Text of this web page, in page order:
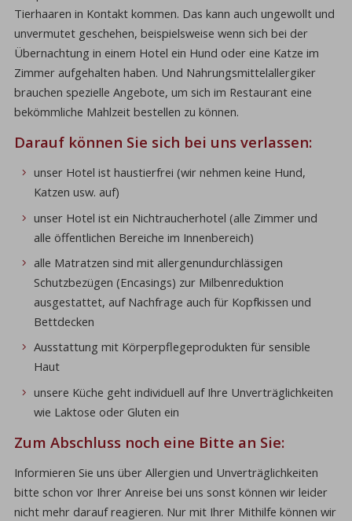
Tierhaaren in Kontakt kommen. Das kann auch ungewollt und
unvermutet geschehen, beispielsweise wenn sich bei der
Übernachtung in einem Hotel ein Hund oder eine Katze im
Zimmer aufgehalten haben. Und Nahrungsmittelallergiker
brauchen spezielle Angebote, um sich im Restaurant eine
bekömmliche Mahlzeit bestellen zu können.
Darauf können Sie sich bei uns verlassen:
unser Hotel ist haustierfrei (wir nehmen keine Hund,
Katzen usw. auf)
unser Hotel ist ein Nichtraucherhotel (alle Zimmer und
alle öffentlichen Bereiche im Innenbereich)
alle Matratzen sind mit allergenundurchlässigen
Schutzbezügen (Encasings) zur Milbenreduktion
ausgestattet, auf Nachfrage auch für Kopfkissen und
Bettdecken
Ausstattung mit Körperpflegeprodukten für sensible
Haut
unsere Küche geht individuell auf Ihre Unverträglichkeiten
wie Laktose oder Gluten ein
Zum Abschluss noch eine Bitte an Sie:
Informieren Sie uns über Allergien und Unverträglichkeiten
bitte schon vor Ihrer Anreise bei uns sonst können wir leider
nicht mehr darauf reagieren. Nur mit Ihrer Mithilfe können wir